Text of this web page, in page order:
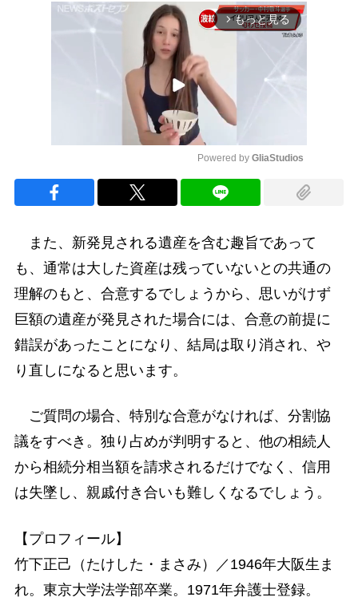
arrow_forward_ios もっと見る
Powered by GliaStudios
また、新発見される遺産を含む趣旨であって
も、通常は大した資産は残っていないとの共通の
理解のもと、合意するでしょうから、思いがけず
巨額の遺産が発見された場合には、合意の前提に
錯誤があったことになり、結局は取り消され、や
り直しになると思います。
ご質問の場合、特別な合意がなければ、分割協
議をすべき。独り占めが判明すると、他の相続人
から相続分相当額を請求されるだけでなく、信用
は失墜し、親戚付き合いも難しくなるでしょう。
【プロフィール】
竹下正己（たけした・まさみ）／1946年大阪生ま
れ。東京大学法学部卒業。1971年弁護士登録。